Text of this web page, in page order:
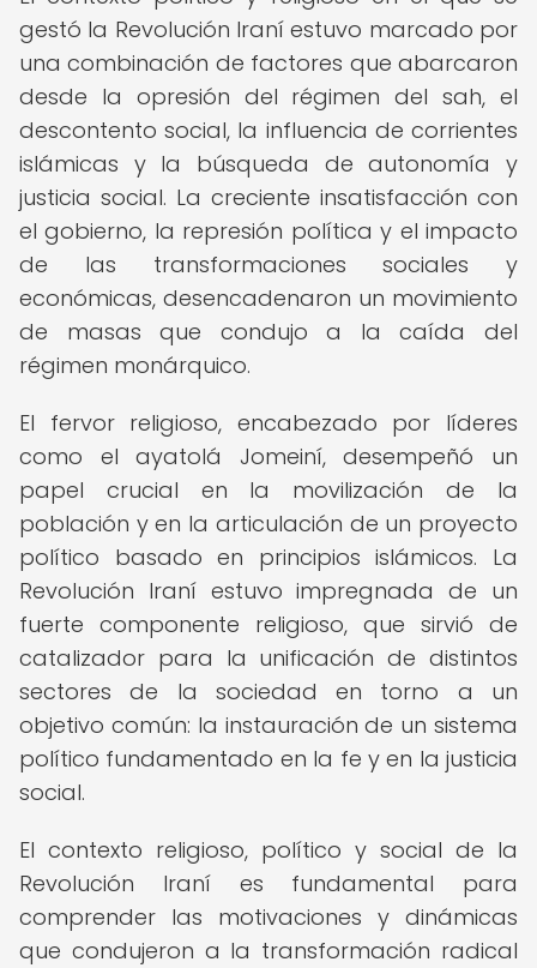
gestó la Revolución Iraní estuvo marcado por
una combinación de factores que abarcaron
desde la opresión del régimen del sah, el
descontento social, la influencia de corrientes
islámicas y la búsqueda de autonomía y
justicia social. La creciente insatisfacción con
el gobierno, la represión política y el impacto
de las transformaciones sociales y
económicas, desencadenaron un movimiento
de masas que condujo a la caída del
régimen monárquico.
El fervor religioso, encabezado por líderes
como el ayatolá Jomeiní, desempeñó un
papel crucial en la movilización de la
población y en la articulación de un proyecto
político basado en principios islámicos. La
Revolución Iraní estuvo impregnada de un
fuerte componente religioso, que sirvió de
catalizador para la unificación de distintos
sectores de la sociedad en torno a un
objetivo común: la instauración de un sistema
político fundamentado en la fe y en la justicia
social.
El contexto religioso, político y social de la
Revolución Iraní es fundamental para
comprender las motivaciones y dinámicas
que condujeron a la transformación radical